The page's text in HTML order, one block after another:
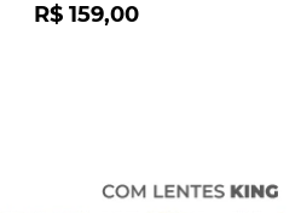
R$ 159,00